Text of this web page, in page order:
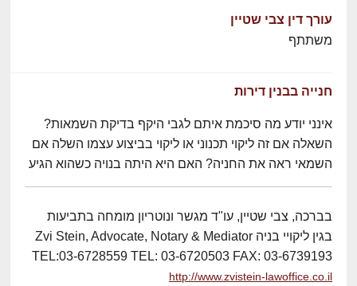
עורך דין צבי שטיין
משתתף
חנייה בבנין דירות
אינני יודע מה סיכמת איתם לגבי היקף בדיקת השמאות?
השאלה אם זה ליקוי תכנוני או ליקוי בביצוע עצמו השלה אם
השמאי ראה את החניה? האם היא היתה בנויה כשהוא הגיע
בברכה, צבי שטיין, עו"ד מגשר ונוטריון מומחה בתביעות
בגין ליקויי בניה Zvi Stein, Advocate, Notary & Mediator
TEL:03-6728559 TEL: 03-6720503 FAX: 03-6739193
http://www.zvistein-lawoffice.co.il